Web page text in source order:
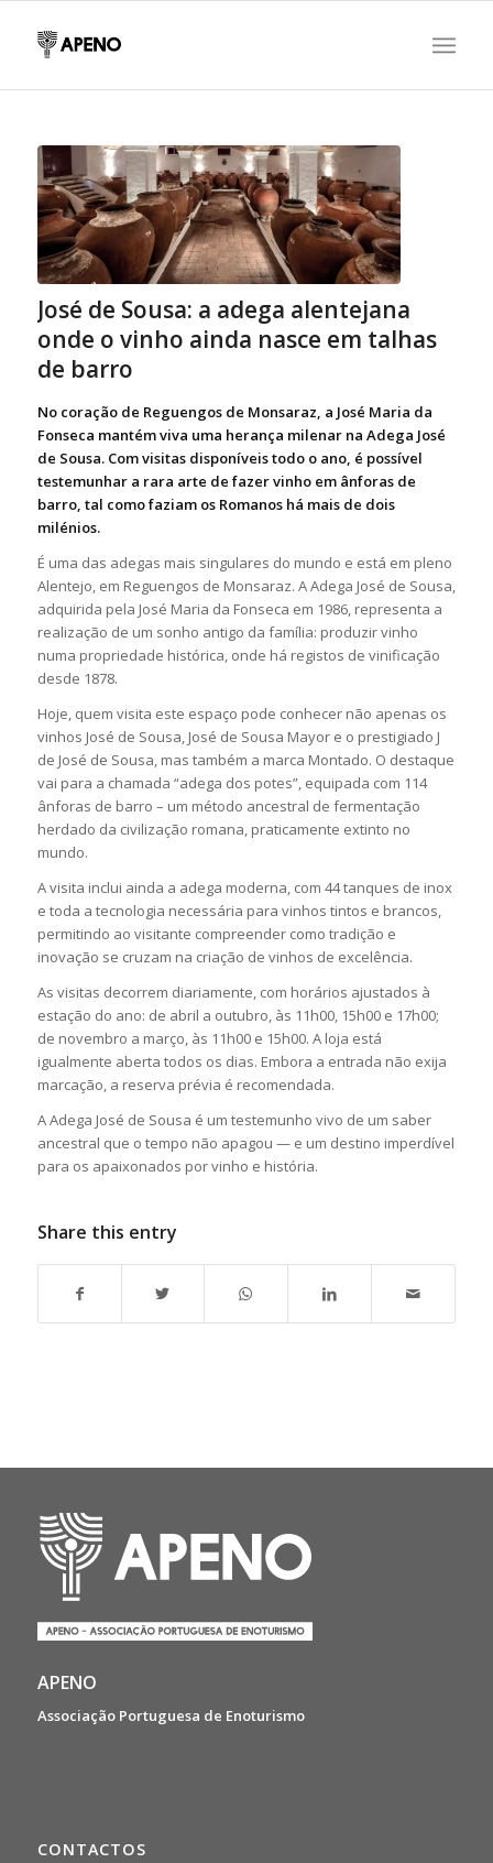
José de Sousa: a adega alentejana
onde o vinho ainda nasce em talhas
de barro
No coração de Reguengos de Monsaraz, a José Maria da
Fonseca mantém viva uma herança milenar na Adega José
de Sousa. Com visitas disponíveis todo o ano, é possível
testemunhar a rara arte de fazer vinho em ânforas de
barro, tal como faziam os Romanos há mais de dois
milénios.
É uma das adegas mais singulares do mundo e está em pleno
Alentejo, em Reguengos de Monsaraz. A Adega José de Sousa,
adquirida pela José Maria da Fonseca em 1986, representa a
realização de um sonho antigo da família: produzir vinho
numa propriedade histórica, onde há registos de vinificação
desde 1878.
Hoje, quem visita este espaço pode conhecer não apenas os
vinhos José de Sousa, José de Sousa Mayor e o prestigiado J
de José de Sousa, mas também a marca Montado. O destaque
vai para a chamada “adega dos potes”, equipada com 114
ânforas de barro – um método ancestral de fermentação
herdado da civilização romana, praticamente extinto no
mundo.
A visita inclui ainda a adega moderna, com 44 tanques de inox
e toda a tecnologia necessária para vinhos tintos e brancos,
permitindo ao visitante compreender como tradição e
inovação se cruzam na criação de vinhos de excelência.
As visitas decorrem diariamente, com horários ajustados à
estação do ano: de abril a outubro, às 11h00, 15h00 e 17h00;
de novembro a março, às 11h00 e 15h00. A loja está
igualmente aberta todos os dias. Embora a entrada não exija
marcação, a reserva prévia é recomendada.
A Adega José de Sousa é um testemunho vivo de um saber
ancestral que o tempo não apagou — e um destino imperdível
para os apaixonados por vinho e história.
Share this entry
APENO
Associação Portuguesa de Enoturismo
CONTACTOS